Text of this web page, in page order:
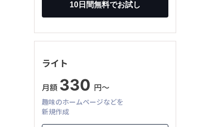
ライト
月額 330 円〜
趣味のホームページなどを
新規作成